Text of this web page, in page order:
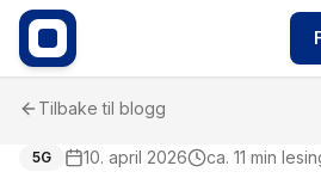
Tilbake til blogg
5G 10. april 2026 ca. 11 min